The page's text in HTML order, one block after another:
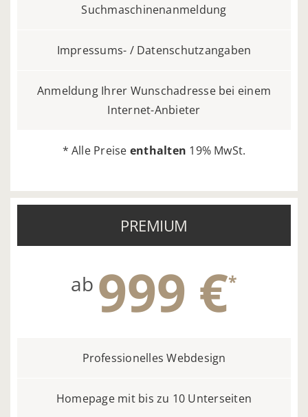
Suchmaschinenanmeldung
Impressums- / Datenschutzangaben
Anmeldung Ihrer Wunschadresse bei einem
Internet-Anbieter
* Alle Preise enthalten 19% MwSt.
PREMIUM
ab 999 €*
Professionelles Webdesign
Homepage mit bis zu 10 Unterseiten